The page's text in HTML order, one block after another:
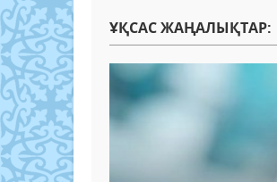
ҰҚСАС ЖАҢАЛЫҚТАР: